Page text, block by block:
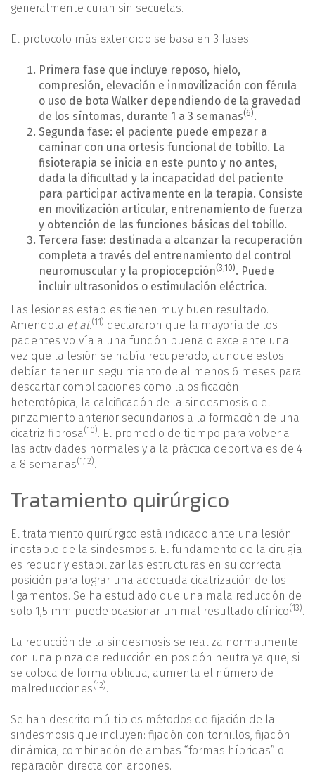
generalmente curan sin secuelas.
El protocolo más extendido se basa en 3 fases:
Primera fase que incluye reposo, hielo,
compresión, elevación e inmovilización con férula
o uso de bota Walker dependiendo de la gravedad
de los síntomas, durante 1 a 3 semanas(6).
Segunda fase: el paciente puede empezar a
caminar con una ortesis funcional de tobillo. La
fisioterapia se inicia en este punto y no antes,
dada la dificultad y la incapacidad del paciente
para participar activamente en la terapia. Consiste
en movilización articular, entrenamiento de fuerza
y obtención de las funciones básicas del tobillo.
Tercera fase: destinada a alcanzar la recuperación
completa a través del entrenamiento del control
neuromuscular y la propiocepción(3,10). Puede
incluir ultrasonidos o estimulación eléctrica.
Las lesiones estables tienen muy buen resultado.
Amendola et al.(11) declararon que la mayoría de los
pacientes volvía a una función buena o excelente una
vez que la lesión se había recuperado, aunque estos
debían tener un seguimiento de al menos 6 meses para
descartar complicaciones como la osificación
heterotópica, la calcificación de la sindesmosis o el
pinzamiento anterior secundarios a la formación de una
cicatriz fibrosa(10). El promedio de tiempo para volver a
las actividades normales y a la práctica deportiva es de 4
a 8 semanas(1,12).
Tratamiento quirúrgico
El tratamiento quirúrgico está indicado ante una lesión
inestable de la sindesmosis. El fundamento de la cirugía
es reducir y estabilizar las estructuras en su correcta
posición para lograr una adecuada cicatrización de los
ligamentos. Se ha estudiado que una mala reducción de
solo 1,5 mm puede ocasionar un mal resultado clínico(13).
La reducción de la sindesmosis se realiza normalmente
con una pinza de reducción en posición neutra ya que, si
se coloca de forma oblicua, aumenta el número de
malreducciones(12).
Se han descrito múltiples métodos de fijación de la
sindesmosis que incluyen: fijación con tornillos, fijación
dinámica, combinación de ambas “formas híbridas” o
reparación directa con arpones.